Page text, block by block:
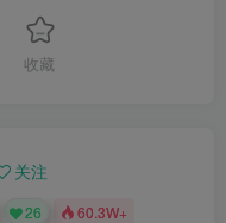
收藏
关注
26 60.3W+